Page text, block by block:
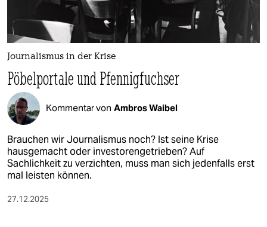
Journalismus in der Krise
Pöbelportale und Pfennigfuchser
Kommentar von Ambros Waibel
Brauchen wir Journalismus noch? Ist seine Krise
hausgemacht oder investoren­getrieben? Auf
Sachlichkeit zu verzichten, muss man sich jedenfalls erst
mal leisten können.
27.12.2025